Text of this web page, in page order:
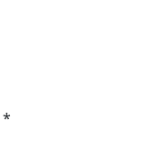
*